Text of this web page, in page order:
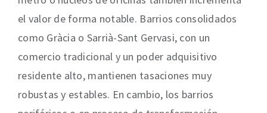
el valor de forma notable. Barrios consolidados
como Gràcia o Sarrià-Sant Gervasi, con un
comercio tradicional y un poder adquisitivo
residente alto, mantienen tasaciones muy
robustas y estables. En cambio, los barrios